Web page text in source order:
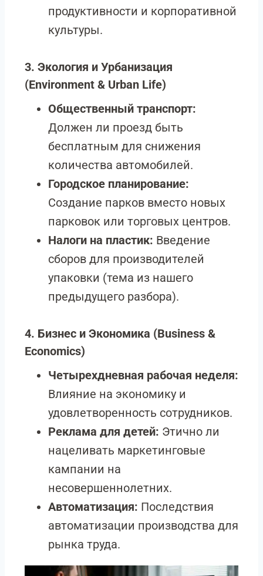
продуктивности и корпоративной
культуры.
3. Экология и Урбанизация
(Environment & Urban Life)
Общественный транспорт:
Должен ли проезд быть
бесплатным для снижения
количества автомобилей.
Городское планирование:
Создание парков вместо новых
парковок или торговых центров.
Налоги на пластик: Введение
сборов для производителей
упаковки (тема из нашего
предыдущего разбора).
4. Бизнес и Экономика (Business &
Economics)
Четырехдневная рабочая неделя:
Влияние на экономику и
удовлетворенность сотрудников.
Реклама для детей: Этично ли
нацеливать маркетинговые
кампании на
несовершеннолетних.
Автоматизация: Последствия
автоматизации производства для
рынка труда.